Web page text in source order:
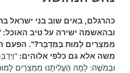
כהרגלם, באים שוב בני ישראל
ובהאשמה ישירה על טיב האוכל:
מִמִּצְרַיִם לָמוּת בַּמִּדְבָּר?". הפעם
משה אלא גם כלפי אלוהים:
וּבְמֹשֶׁה: לָמָה הֶעֱלִיתֻנוּ מִמִּצְרַיִם